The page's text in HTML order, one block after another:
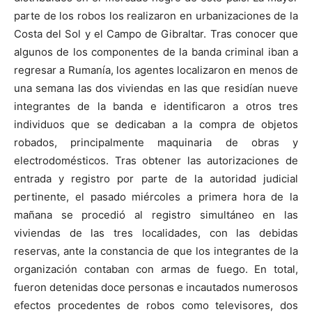
parte de los robos los realizaron en urbanizaciones de la
Costa del Sol y el Campo de Gibraltar. Tras conocer que
algunos de los componentes de la banda criminal iban a
regresar a Rumanía, los agentes localizaron en menos de
una semana las dos viviendas en las que residían nueve
integrantes de la banda e identificaron a otros tres
individuos que se dedicaban a la compra de objetos
robados, principalmente maquinaria de obras y
electrodomésticos. Tras obtener las autorizaciones de
entrada y registro por parte de la autoridad judicial
pertinente, el pasado miércoles a primera hora de la
mañana se procedió al registro simultáneo en las
viviendas de las tres localidades, con las debidas
reservas, ante la constancia de que los integrantes de la
organización contaban con armas de fuego. En total,
fueron detenidas doce personas e incautados numerosos
efectos procedentes de robos como televisores, dos